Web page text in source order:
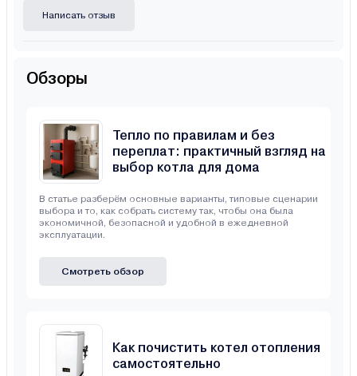
Написать отзыв
Обзоры
Тепло по правилам и без
переплат: практичный взгляд на
выбор котла для дома
В статье разберём основные варианты, типовые сценарии
выбора и то, как собрать систему так, чтобы она была
экономичной, безопасной и удобной в ежедневной
эксплуатации.
Смотреть обзор
Как почистить котел отопления
самостоятельно